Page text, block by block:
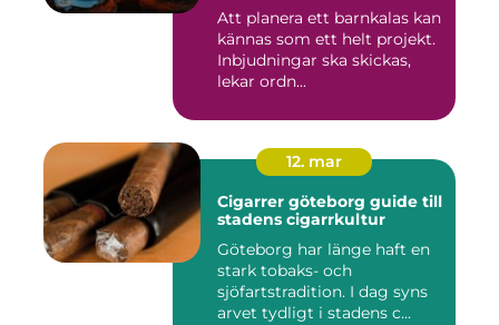
Att planera ett barnkalas kan
kännas som ett helt projekt.
Inbjudningar ska skickas,
lekar ordn...
12. mar
Cigarrer göteborg guide till
stadens cigarrkultur
Göteborg har länge haft en
stark tobaks- och
sjöfartstradition. I dag syns
arvet tydligt i stadens c...